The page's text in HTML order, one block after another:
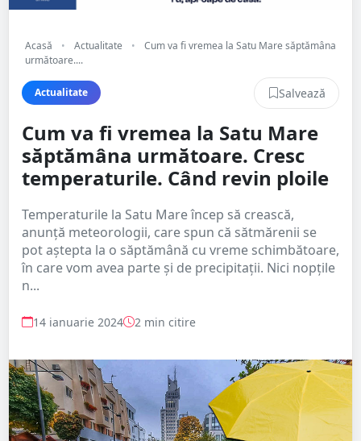
Acasă • Actualitate •
Cum va fi vremea la Satu Mare săptămâna
următoare....
Actualitate Salvează
Cum va fi vremea la Satu Mare
săptămâna următoare. Cresc
temperaturile. Când revin ploile
Temperaturile la Satu Mare încep să crească,
anunță meteorologii, care spun că sătmărenii se
pot aștepta la o săptămână cu vreme schimbătoare,
în care vom avea parte și de precipitații. Nici nopțile
n...
14 ianuarie 2024 2 min citire